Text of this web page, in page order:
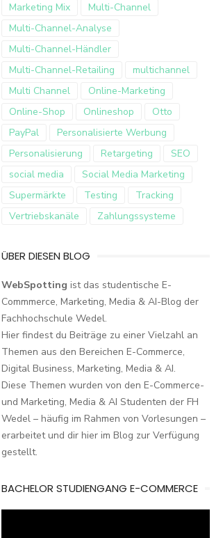
Marketing Mix
Multi-Channel
Multi-Channel-Analyse
Multi-Channel-Händler
Multi-Channel-Retailing
multichannel
Multi Channel
Online-Marketing
Online-Shop
Onlineshop
Otto
PayPal
Personalisierte Werbung
Personalisierung
Retargeting
SEO
social media
Social Media Marketing
Supermärkte
Testing
Tracking
Vertriebskanäle
Zahlungssysteme
ÜBER DIESEN BLOG
WebSpotting ist das studentische E-
Commmerce, Marketing, Media & AI-Blog der
Fachhochschule Wedel.
Hier findest du Beiträge zu einer Vielzahl an
Themen aus den Bereichen E-Commerce,
Digital Business, Marketing, Media & AI.
Diese Themen wurden von den E-Commerce-
und Marketing, Media & AI Studenten der FH
Wedel – häufig im Rahmen von Vorlesungen –
erarbeitet und dir hier im Blog zur Verfügung
gestellt.
BACHELOR STUDIENGANG E-COMMERCE